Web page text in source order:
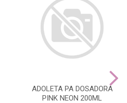
ADOLETA PA DOSADORA
PINK NEON 200ML